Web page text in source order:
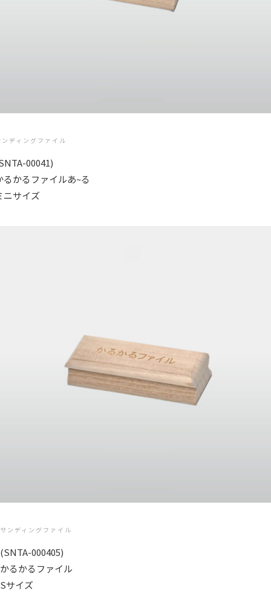
ンディングファイル
00041)
るかるファイルあ~る
ニサイズ
サンディングファイル
(SNTA-000405)
かるかるファイル
Sサイズ